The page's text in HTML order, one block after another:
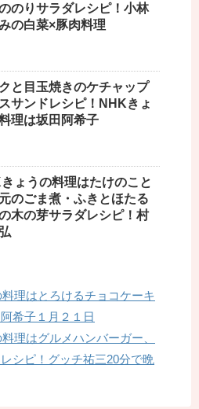
のりサラダレシピ！小林
の白菜×豚肉料理
と目玉焼きのケチャップ
サンドレシピ！NHKきょ
理は坂田阿希子
ょうの料理はたけのこと
のごま煮・ふきとほたる
木の芽サラダレシピ！村
理はとろけるチョコケーキ
希子１月２１日
理はグルメハンバーガー、
シピ！グッチ祐三20分で晩